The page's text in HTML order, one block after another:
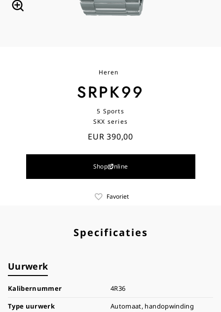
Heren
SRPK99
5 Sports
SKX series
EUR 390,00
Shop Online
Favoriet
Specificaties
Uurwerk
Kalibernummer
4R36
Type uurwerk
Automaat, handopwinding